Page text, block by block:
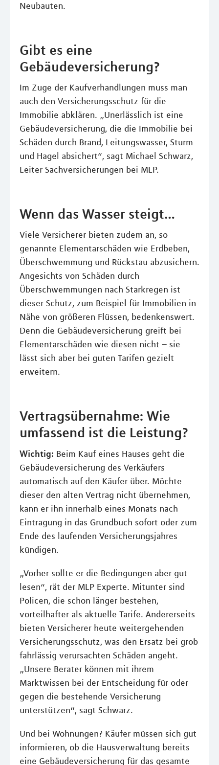
Neubauten.
Gibt es eine
Gebäudeversicherung?
Im Zuge der Kaufverhandlungen muss man
auch den Versicherungsschutz für die
Immobilie abklären. „Unerlässlich ist eine
Gebäudeversicherung, die die Immobilie bei
Schäden durch Brand, Leitungswasser, Sturm
und Hagel absichert“, sagt Michael Schwarz,
Leiter Sachversicherungen bei MLP.
Wenn das Wasser steigt…
Viele Versicherer bieten zudem an, so
genannte Elementarschäden wie Erdbeben,
Überschwemmung und Rückstau abzusichern.
Angesichts von Schäden durch
Überschwemmungen nach Starkregen ist
dieser Schutz, zum Beispiel für Immobilien in
Nähe von größeren Flüssen, bedenkenswert.
Denn die Gebäudeversicherung greift bei
Elementarschäden wie diesen nicht – sie
lässt sich aber bei guten Tarifen gezielt
erweitern.
Vertragsübernahme: Wie
umfassend ist die Leistung?
Wichtig: Beim Kauf eines Hauses geht die
Gebäudeversicherung des Verkäufers
automatisch auf den Käufer über. Möchte
dieser den alten Vertrag nicht übernehmen,
kann er ihn innerhalb eines Monats nach
Eintragung in das Grundbuch sofort oder zum
Ende des laufenden Versicherungsjahres
kündigen.
„Vorher sollte er die Bedingungen aber gut
lesen“, rät der MLP Experte. Mitunter sind
Policen, die schon länger bestehen,
vorteilhafter als aktuelle Tarife. Andererseits
bieten Versicherer heute weitergehenden
Versicherungsschutz, was den Ersatz bei grob
fahrlässig verursachten Schäden angeht.
„Unsere Berater können mit ihrem
Marktwissen bei der Entscheidung für oder
gegen die bestehende Versicherung
unterstützen“, sagt Schwarz.
Und bei Wohnungen? Käufer müssen sich gut
informieren, ob die Hausverwaltung bereits
eine Gebäudeversicherung für das gesamte